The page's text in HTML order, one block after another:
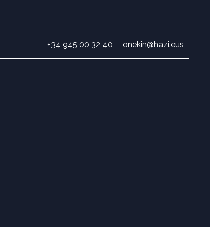
+34 945 00 32 40 onekin@hazi.eus